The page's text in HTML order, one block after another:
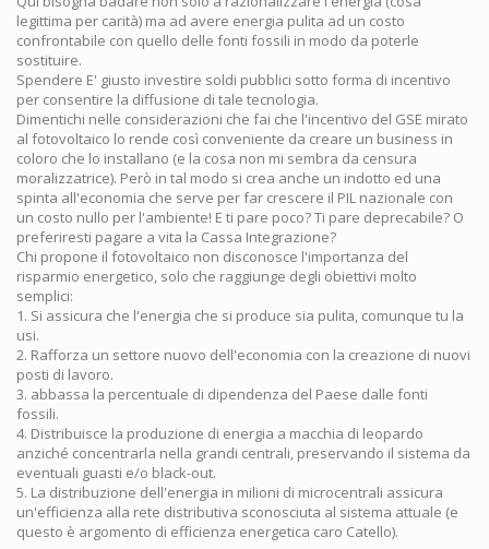
legittima per carità) ma ad avere energia pulita ad un costo
confrontabile con quello delle fonti fossili in modo da poterle
sostituire.
Spendere E' giusto investire soldi pubblici sotto forma di incentivo
per consentire la diffusione di tale tecnologia.
Dimentichi nelle considerazioni che fai che l'incentivo del GSE mirato
al fotovoltaico lo rende così conveniente da creare un business in
coloro che lo installano (e la cosa non mi sembra da censura
moralizzatrice). Però in tal modo si crea anche un indotto ed una
spinta all'economia che serve per far crescere il PIL nazionale con
un costo nullo per l'ambiente! E ti pare poco? Ti pare deprecabile? O
preferiresti pagare a vita la Cassa Integrazione?
Chi propone il fotovoltaico non disconosce l'importanza del
risparmio energetico, solo che raggiunge degli obiettivi molto
semplici:
1. Si assicura che l'energia che si produce sia pulita, comunque tu la
usi.
2. Rafforza un settore nuovo dell'economia con la creazione di nuovi
posti di lavoro.
3. abbassa la percentuale di dipendenza del Paese dalle fonti
fossili.
4. Distribuisce la produzione di energia a macchia di leopardo
anziché concentrarla nella grandi centrali, preservando il sistema da
eventuali guasti e/o black-out.
5. La distribuzione dell'energia in milioni di microcentrali assicura
un'efficienza alla rete distributiva sconosciuta al sistema attuale (e
questo è argomento di efficienza energetica caro Catello).